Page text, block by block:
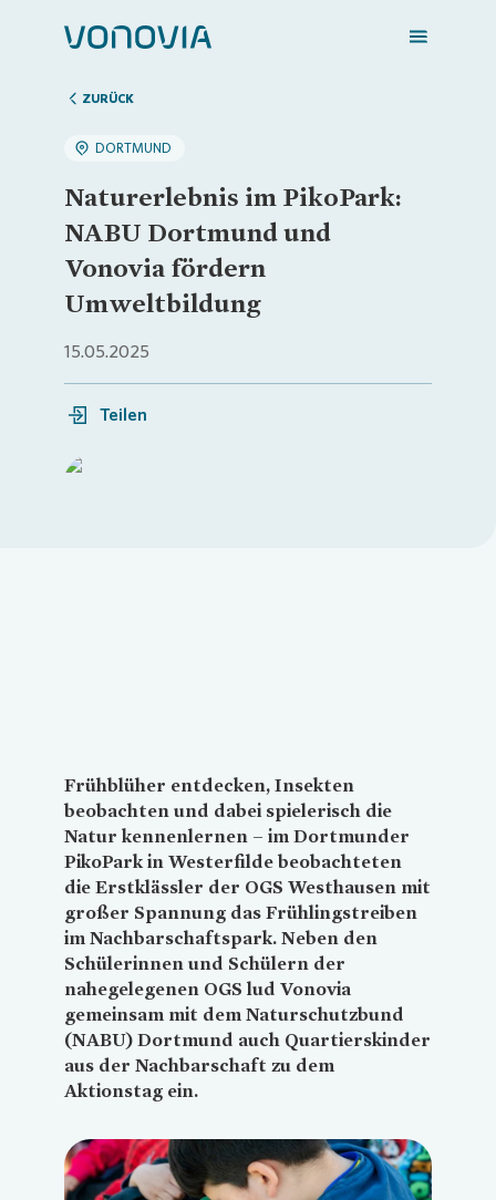
Zuhause finden
Mein Zuhause
Meine Stadt
ZURÜCK
DORTMUND
Naturerlebnis im PikoPark:
NABU Dortmund und
Vonovia fördern
Umweltbildung
15.05.2025
Teilen
Frühblüher entdecken, Insekten
beobachten und dabei spielerisch die
Natur kennenlernen – im Dortmunder
PikoPark in Westerfilde beobachteten
die Erstklässler der OGS Westhausen mit
großer Spannung das Frühlingstreiben
im Nachbarschaftspark. Neben den
Schülerinnen und Schülern der
nahegelegenen OGS lud Vonovia
gemeinsam mit dem Naturschutzbund
(NABU) Dortmund auch Quartierskinder
aus der Nachbarschaft zu dem
Aktionstag ein.